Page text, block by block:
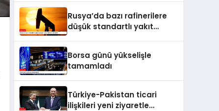
Rusya’da bazı rafinerilere
düşük standartlı yakıt
Borsa günü yükselişle
tamamladı
Türkiye-Pakistan ticari
ilişkileri yeni ziyaretle